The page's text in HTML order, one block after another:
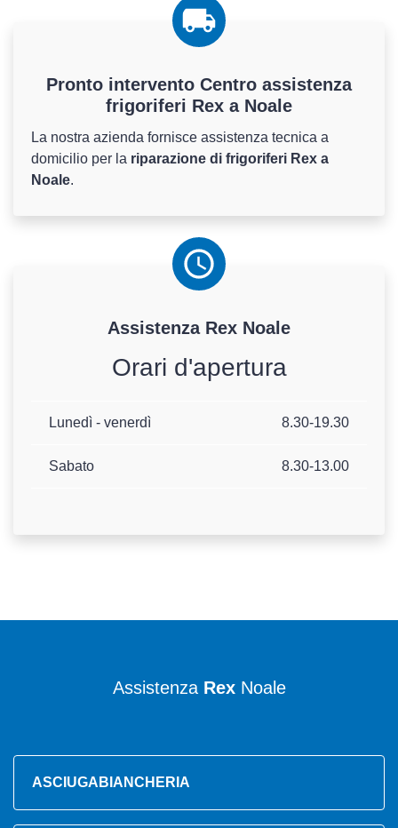
Pronto intervento Centro assistenza
frigoriferi Rex a Noale
La nostra azienda fornisce assistenza tecnica a
domicilio per la riparazione di frigoriferi Rex a
Noale.
Assistenza Rex Noale
Orari d'apertura
Lunedì - venerdì 8.30-19.30
Sabato 8.30-13.00
Assistenza RexNoale
ASCIUGABIANCHERIA